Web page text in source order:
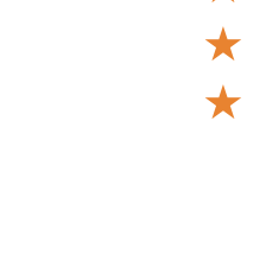
★
★